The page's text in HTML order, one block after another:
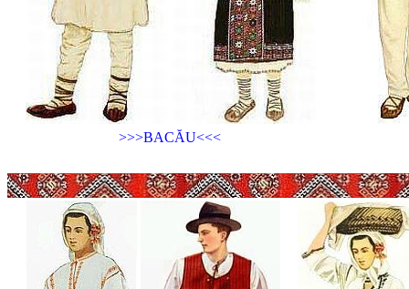
>>>BACĂU<<<